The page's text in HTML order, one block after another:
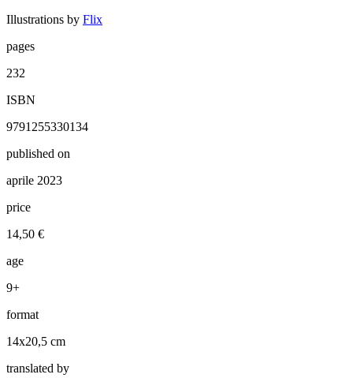
Illustrations by Flix
pages
232
ISBN
9791255330134
published on
aprile 2023
price
14,50 €
age
9+
format
14x20,5 cm
translated by